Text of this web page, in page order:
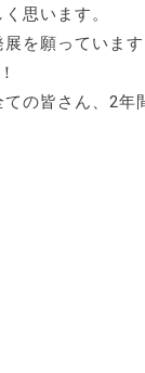
思います。
を願っています
の皆さん、2年